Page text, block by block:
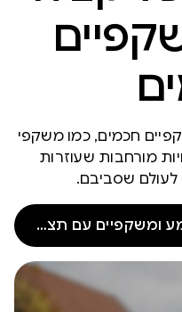
חכמים, כמו משקפי
מורחבות שעוזרות
שסביבם.
מתחילים לפתח משקפי שמע ומשקפיים עם תצוגה